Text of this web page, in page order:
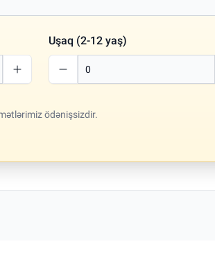
Uşaq (2-12 yaş)
ödənişsizdir.